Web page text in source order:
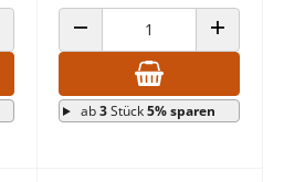
ERHÖHENANZAHL VERRINGERN ANZAHL
ab3Stück5% sparen